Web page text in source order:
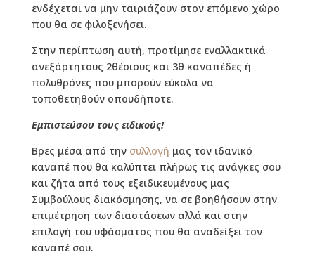
ενδέχεται να μην ταιριάζουν στον επόμενο χώρο
που θα σε φιλοξενήσει.
Στην περίπτωση αυτή, προτίμησε εναλλακτικά
ανεξάρτητους 2θέσιους και 3θ καναπέδες ή
πολυθρόνες που μπορούν εύκολα να
τοποθετηθούν οπουδήποτε.
Εμπιστεύσου τους ειδικούς!
Βρες μέσα από την συλλογή μας τον ιδανικό
καναπέ που θα καλύπτει πλήρως τις ανάγκες σου
και ζήτα από τους εξειδικευμένους μας
Συμβούλους διακόσμησης, να σε βοηθήσουν στην
επιμέτρηση των διαστάσεων αλλά και στην
επιλογή του υφάσματος που θα αναδείξει τον
καναπέ σου.